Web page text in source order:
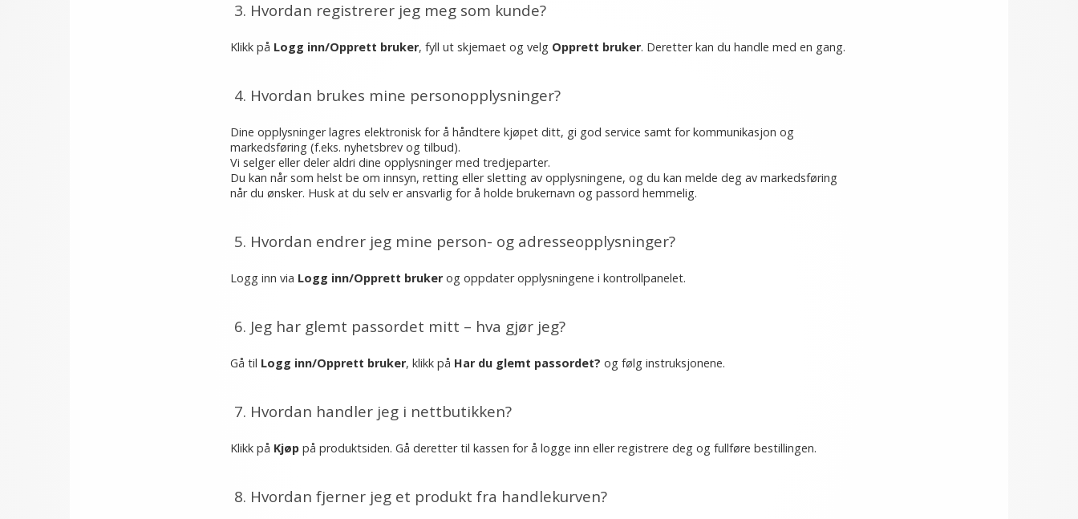
3. Hvordan registrerer jeg meg som kunde?
Klikk på Logg inn/Opprett bruker, fyll ut skjemaet og velg Opprett bruker. Deretter kan du handle med en gang.
4. Hvordan brukes mine personopplysninger?
Dine opplysninger lagres elektronisk for å håndtere kjøpet ditt, gi god service samt for kommunikasjon og
markedsføring (f.eks. nyhetsbrev og tilbud).
Vi selger eller deler aldri dine opplysninger med tredjeparter.
Du kan når som helst be om innsyn, retting eller sletting av opplysningene, og du kan melde deg av markedsføring
når du ønsker. Husk at du selv er ansvarlig for å holde brukernavn og passord hemmelig.
5. Hvordan endrer jeg mine person- og adresseopplysninger?
Logg inn via Logg inn/Opprett bruker og oppdater opplysningene i kontrollpanelet.
6. Jeg har glemt passordet mitt – hva gjør jeg?
Gå til Logg inn/Opprett bruker, klikk på Har du glemt passordet? og følg instruksjonene.
7. Hvordan handler jeg i nettbutikken?
Klikk på Kjøp på produktsiden. Gå deretter til kassen for å logge inn eller registrere deg og fullføre bestillingen.
8. Hvordan fjerner jeg et produkt fra handlekurven?